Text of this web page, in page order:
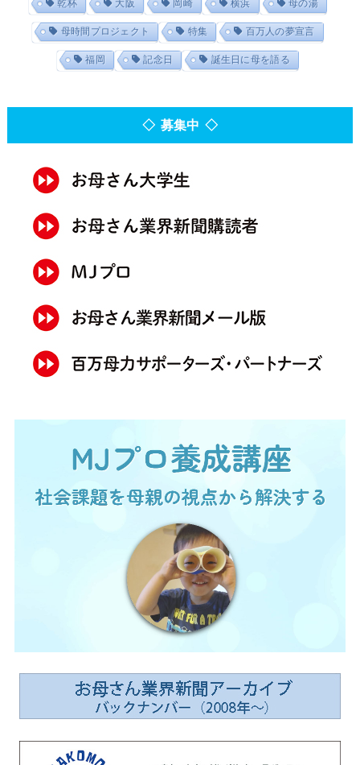
乾杯 大阪 岡崎 横浜 母の湯
母時間プロジェクト 特集 百万人の夢宣言
福岡 記念日 誕生日に母を語る
◇ 募集中 ◇